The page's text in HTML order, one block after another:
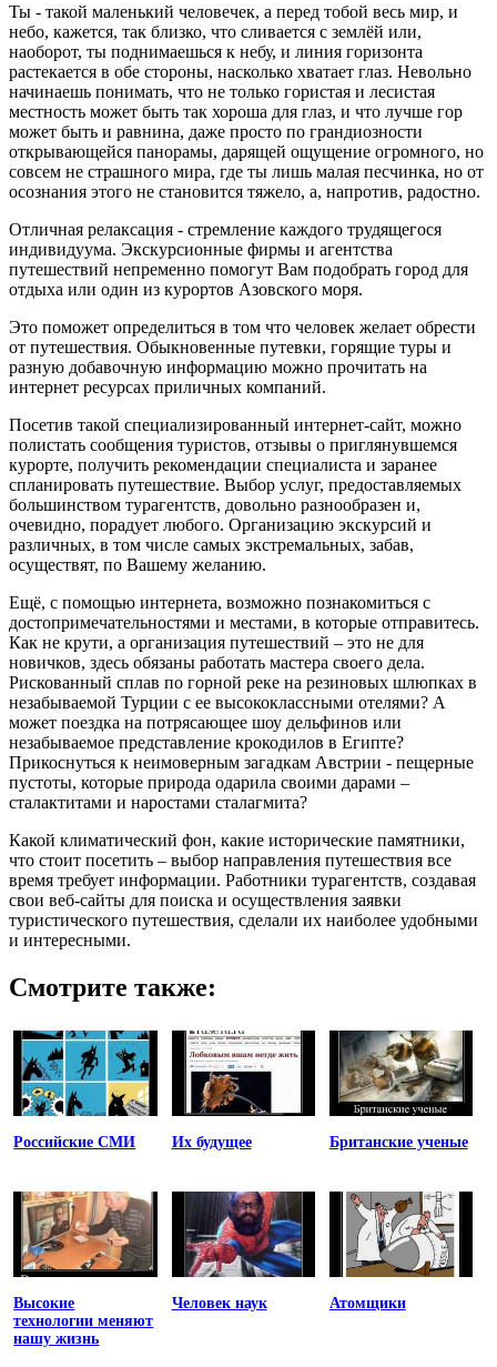
Ты - такой маленький человечек, а перед тобой весь мир, и
небо, кажется, так близко, что сливается с землёй или,
наоборот, ты поднимаешься к небу, и линия горизонта
растекается в обе стороны, насколько хватает глаз. Невольно
начинаешь понимать, что не только гористая и лесистая
местность может быть так хороша для глаз, и что лучше гор
может быть и равнина, даже просто по грандиозности
открывающейся панорамы, дарящей ощущение огромного, но
совсем не страшного мира, где ты лишь малая песчинка, но от
осознания этого не становится тяжело, а, напротив, радостно.
Отличная релаксация - стремление каждого трудящегося
индивидуума. Экскурсионные фирмы и агентства
путешествий непременно помогут Вам подобрать город для
отдыха или один из курортов Азовского моря.
Это поможет определиться в том что человек желает обрести
от путешествия. Обыкновенные путевки, горящие туры и
разную добавочную информацию можно прочитать на
интернет ресурсах приличных компаний.
Посетив такой специализированный интернет-сайт, можно
полистать сообщения туристов, отзывы о приглянувшемся
курорте, получить рекомендации специалиста и заранее
спланировать путешествие. Выбор услуг, предоставляемых
большинством турагентств, довольно разнообразен и,
очевидно, порадует любого. Организацию экскурсий и
различных, в том числе самых экстремальных, забав,
осуществят, по Вашему желанию.
Ещё, с помощью интернета, возможно познакомиться с
достопримечательностями и местами, в которые отправитесь.
Как не крути, а организация путешествий – это не для
новичков, здесь обязаны работать мастера своего дела.
Рискованный сплав по горной реке на резиновых шлюпках в
незабываемой Турции с ее высококлассными отелями? А
может поездка на потрясающее шоу дельфинов или
незабываемое представление крокодилов в Египте?
Прикоснуться к неимоверным загадкам Австрии - пещерные
пустоты, которые природа одарила своими дарами –
сталактитами и наростами сталагмита?
Какой климатический фон, какие исторические памятники,
что стоит посетить – выбор направления путешествия все
время требует информации. Работники турагентств, создавая
свои веб-сайты для поиска и осуществления заявки
туристического путешествия, сделали их наиболее удобными
и интересными.
Смотрите также:
Российские СМИ Их будущее Британские ученые
Высокие
технологии меняют
нашу жизнь
Человек наук Атомщики